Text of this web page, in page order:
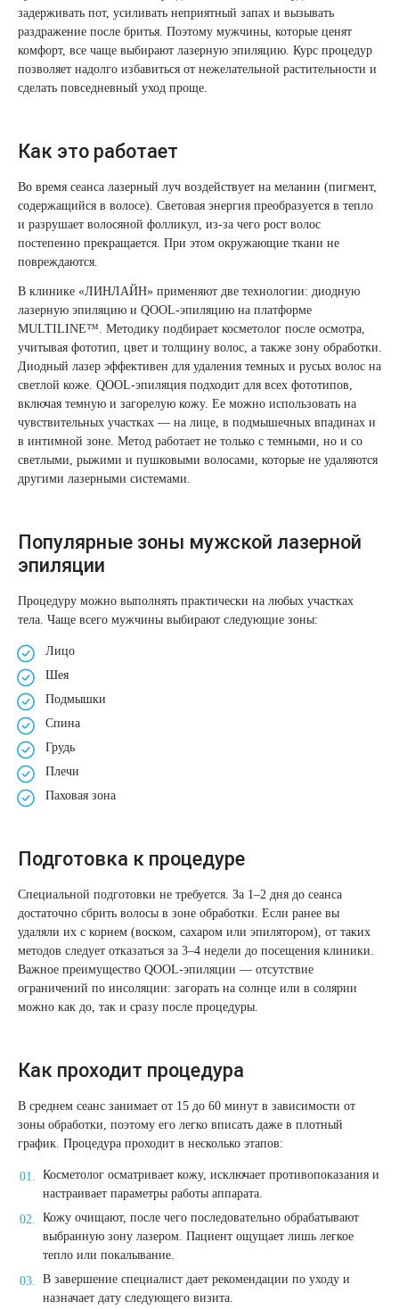
задерживать пот, усиливать неприятный запах и вызывать
раздражение после бритья. Поэтому мужчины, которые ценят
комфорт, все чаще выбирают лазерную эпиляцию. Курс процедур
позволяет надолго избавиться от нежелательной растительности и
сделать повседневный уход проще.
Как это работает
Во время сеанса лазерный луч воздействует на меланин (пигмент,
содержащийся в волосе). Световая энергия преобразуется в тепло
и разрушает волосяной фолликул, из-за чего рост волос
постепенно прекращается. При этом окружающие ткани не
повреждаются.
В клинике «ЛИНЛАЙН» применяют две технологии: диодную
лазерную эпиляцию и QOOL-эпиляцию на платформе
MULTILINE™. Методику подбирает косметолог после осмотра,
учитывая фототип, цвет и толщину волос, а также зону обработки.
Диодный лазерэффективен для удаления темных и русых волос на
светлой коже. QOOL-эпиляцияподходит для всех фототипов,
включая темную и загорелую кожу. Ее можно использовать на
чувствительных участках — на лице, в подмышечных впадинах и
в интимной зоне. Метод работает не только с темными, но и со
светлыми, рыжими и пушковыми волосами, которые не удаляются
другими лазерными системами.
Популярные зоны мужской лазерной
эпиляции
Процедуру можно выполнять практически на любых участках
тела. Чаще всего мужчины выбирают следующие зоны:
Лицо
Шея
Подмышки
Спина
Грудь
Плечи
Паховая зона
Подготовка к процедуре
Специальной подготовки не требуется. За 1–2 дня до сеанса
достаточно сбрить волосы в зоне обработки. Если ранее вы
удаляли их с корнем (воском, сахаром или эпилятором), от таких
методов следует отказаться за 3–4 недели до посещения клиники.
Важное преимущество QOOL-эпиляции — отсутствие
ограничений по инсоляции: загорать на солнце или в солярии
можно как до, так и сразу после процедуры.
Как проходит процедура
В среднем сеанс занимает от 15 до 60 минут в зависимости от
зоны обработки, поэтому его легко вписать даже в плотный
график. Процедура проходит в несколько этапов:
Косметолог осматривает кожу, исключает противопоказания и
настраивает параметры работы аппарата.
Кожу очищают, после чего последовательно обрабатывают
выбранную зону лазером. Пациент ощущает лишь легкое
тепло или покалывание.
В завершение специалист дает рекомендации по уходу и
назначает дату следующего визита.
Лечение прыщей (угревой сыпи)
Лечение гиперпигментации
Удаление винного пятна
Лечение псориаза
Лазерный пилинг
Лазерное удаление рубцов
Удаление рубцов
Удаление новообразований
Омоложение QOOLGLOW
Лазерное лечение ринофимы
Лазерное лечение розацеа
Интимное лазерное омоложение
Лазерная подтяжка кожи на бедрах и коленях
Лазерное омоложение груди
Therapy Pulse
Фотодинамическая терапия HELEO™
Удалить носогубные складки
Удалить перманентный макияж
Молодую и увлажнённую кожу вокруг глаз
Вылечить расширенные поры
Избавиться от комедонов на лице
Избавиться от пигментных пятен на лице
Остановить выпадение волос
Восстановление здоровья волос
Купить сертификат